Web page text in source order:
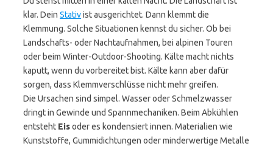
klar. Dein Stativist ausgerichtet. Dann klemmt die
Klemmung. Solche Situationen kennst du sicher. Ob bei
Landschafts- oder Nachtaufnahmen, bei alpinen Touren
oder beim Winter-Outdoor-Shooting. Kälte macht nichts
kaputt, wenn du vorbereitet bist. Kälte kann aber dafür
sorgen, dass Klemmverschlüsse nicht mehr greifen.
Die Ursachen sind simpel. Wasser oder Schmelzwasser
dringt in Gewinde und Spannmechaniken. Beim Abkühlen
entsteht Eisoder es kondensiert innen. Materialien wie
Kunststoffe, Gummidichtungen oder minderwertige Metalle